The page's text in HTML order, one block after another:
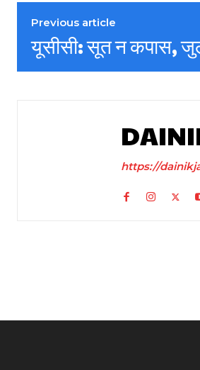
Previous article
यूसीसी: सूत न कपास,
https://